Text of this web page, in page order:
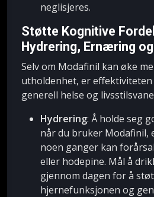
neglisjeres.
Støtte Kognitive
Hydrering, Ernæring
Selv om Modafinil kan øke
utholdenhet, er
generell helse og
Hydrering: Å holde seg
når du bruker Modafinil,
noen ganger kan
eller hodepine. Mål å
gjennom dagen for å
hjernefunksjonen og